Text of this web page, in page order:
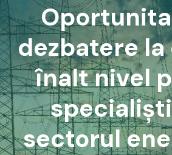
dezbatere la
înalt nivel
sectorul